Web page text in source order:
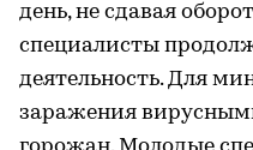
день, не сдавая
специалисты
деятельность. Для
заражения